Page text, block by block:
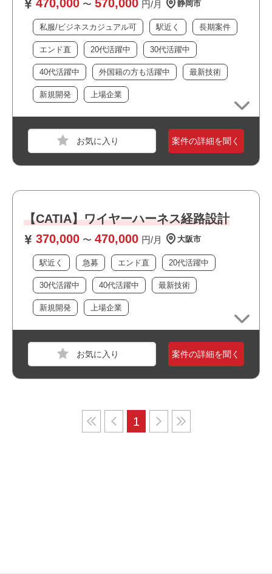
470,000 〜 570,000 円/月 静岡市
私服/ビジネスカジュアル可 駅近く 長期案件
エンド直 20代活躍中 30代活躍中
40代活躍中 外国籍の方も活躍中 最新技術
新規開発 上場企業
案件の詳細を聞く
【CATIA】ワイヤーハーネス経路設計
370,000 〜 470,000 円/月 大阪市
駅近く 急募 エンド直 20代活躍中
30代活躍中 40代活躍中 最新技術
新規開発 上場企業
・機械工学系/メカトロ系/電気工学系/電子工学系いずれか
短大卒以上の方
・何らかの電気・機械の３D設計経験
おすすめポイント
案件の詳細を聞く
1